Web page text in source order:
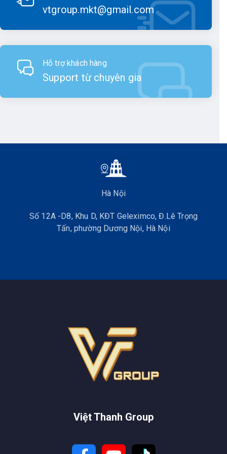
nhiên hầu hết chúng đều được cấu tạo từ các bộ phận:
Anten GPS:Là bộ phận quan trọng nhất của thiết bị
với công dụng nhận tín hiệu GPS từ vệ tinh GPS trong
không gian.
Đầu thu GPS:Có công dụng nhận và xử lý tín hiệu
GPS từ anten GPS. Đầu thu GPS chuyển đổi tín hiệu
GPS thành dữ liệu số và truyền nó đến bộ xử lý.
công tác ghi chép, báo cáo.
Cung cấp năng lượng để thiết bị hoạt động, thời
lượng PIN của thiết bị thường kéo dài vài tiếng, đủ
cho các hoạt động đo lường kéo dài cả ngày.
Cấu tạo máy GNSS RTK (ảnh minh họa)
Ngoài các bộ phận chính trên,máy GPS 2 tần
phụ kiện khác kèm theo như: cổng kết nối, công tắc nguồn,
Nguyên lý hoạt động của máy đo
vtgroup.mkt@gmail.com
Hỗ trợ khách hàng
Support từ chuyên gia
Hà Nội
Số 12A -D8, Khu D, KĐT Geleximco, Đ.Lê Trọng
Tấn, phường Dương Nội, Hà Nội
Việt Thanh Group